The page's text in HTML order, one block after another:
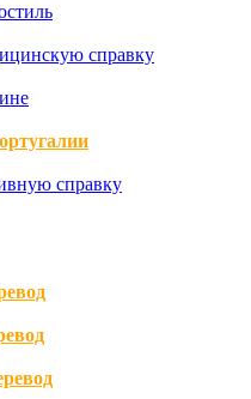
справку
справку